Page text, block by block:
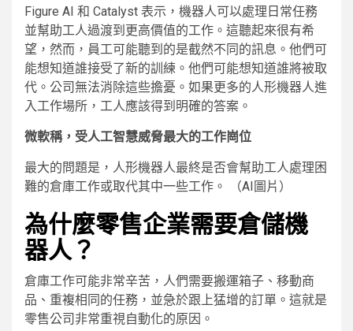
Figure AI 和 Catalyst 表示，機器人可以處理日常任務​​
並幫助工人過渡到更高價值的工作。這聽起來很有希
望，然而，員工可能聽到的是截然不同的訊息。他們可
能想知道誰接受了新的訓練。他們可能想知道誰將被取
代。公司無法消除這些擔憂。如果更多的人形機器人進
入工作場所，工人應該得到明確的答案。
微軟稱，受人工智慧威脅最大的工作崗位
最大的問題是，人形機器人最終是否會幫助工人處理困
難的倉庫工作或取代其中一些工作。
（AI圖片）
為什麼零售企業需要倉儲機
器人？
倉庫工作可能非常辛苦，人們需要搬運箱子、移動商
品、重複相同的任務，並急於跟上猛增的訂單。這就是
零售公司非常重視自動化的原因。